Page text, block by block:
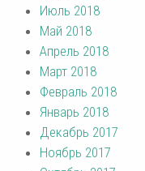
Июль 2018
Май 2018
Апрель 2018
Март 2018
Февраль 2018
Январь 2018
Декабрь 2017
Ноябрь 2017